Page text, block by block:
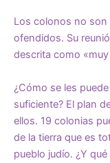
Los colonos no son
ofendidos. Su
descrita como
¿Cómo se les
suficiente? El plan
ellos. 19 colonias
de la tierra que es
pueblo judío. ¿Y